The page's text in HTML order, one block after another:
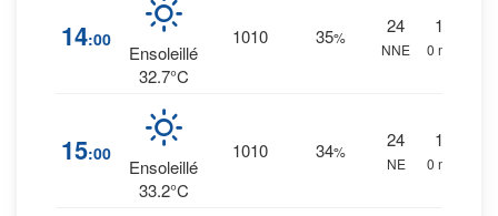
14:00
Ensoleillé
32.7°C
1010 35%
24
NNE
1
0 mm.
15:00
Ensoleillé
33.2°C
1010 34%
24
NE
1
0 mm.